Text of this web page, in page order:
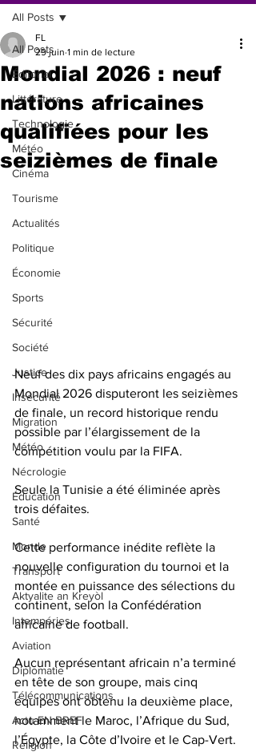
All Posts
Éditorial
Littérature
Technologie
Météo
Cinéma
Tourisme
Actualités
Politique
Économie
Sports
Sécurité
Société
Justice
Insécurité
Migration
Météo
Nécrologie
Éducation
Santé
Monde
Transport
Aktyalite an Kreyòl
Intempéries
Aviation
Diplomatie
Télécommunications
Actu EN BREF
Religion
All Posts
Mondial 2026 : neuf
nations africaines
qualifiées pour les
seizièmes de finale
FL
29 juin 1 min de lecture
Neuf des dix pays africains engagés au
Mondial 2026 disputeront les seizièmes
de finale, un record historique rendu
possible par l’élargissement de la
compétition voulu par la FIFA.
Seule la Tunisie a été éliminée après
trois défaites.
Cette performance inédite reflète la
nouvelle configuration du tournoi et la
montée en puissance des sélections du
continent, selon la Confédération
africaine de football.
Aucun représentant africain n’a terminé
en tête de son groupe, mais cinq
équipes ont obtenu la deuxième place,
notamment le Maroc, l’Afrique du Sud,
l’Égypte, la Côte d’Ivoire et le Cap-Vert.